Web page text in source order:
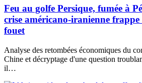
Feu au golfe Persique, fumée à
crise américano-iranienne
fouet
Analyse des retombées économiques du
Chine et décryptage d'une question
il…